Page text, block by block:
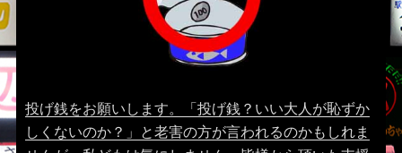
投げ銭をお願いします。「投げ銭？いい大人が恥ずか
しくないのか？」と老害の方が言われるのかもしれま